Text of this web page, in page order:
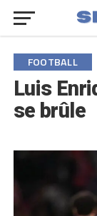
FOOTBALL
Luis
se brûle